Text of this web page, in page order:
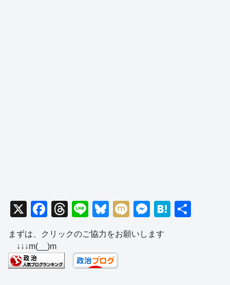
X
F
a
c
e
b
T
hr
e
a
d
Li
n
e
Bl
u
e
sk
y
M
ixi
M
e
ss
H
まずは、クリックのご協力をお願いします
↓↓↓m(__)m